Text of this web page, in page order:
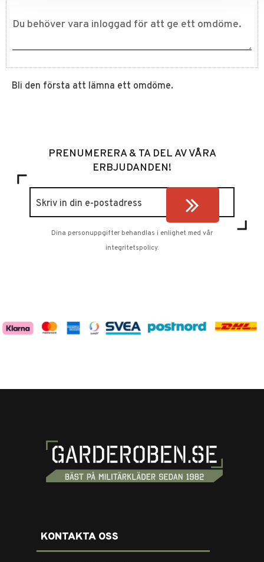
Bli den första att lämna ett omdöme.
PRENUMERERA & TA DEL AV VÅRA
ERBJUDANDEN!
Dina personuppgifter behandlas i enlighet med vår
integritetspolicy.
KONTAKTA OSS